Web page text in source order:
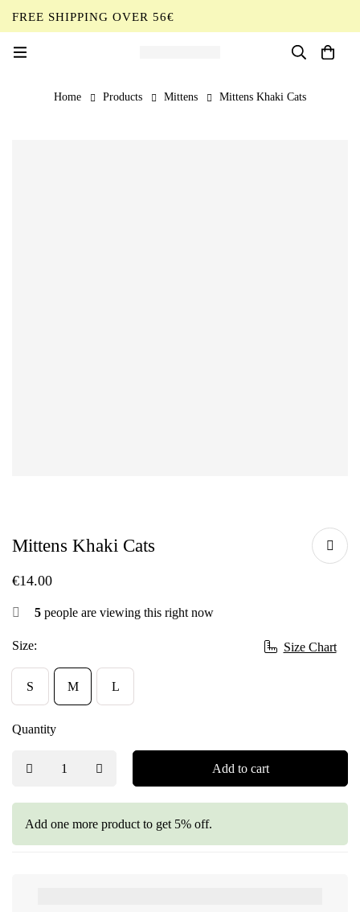
FREE SHIPPING OVER 56€
Home Products Mittens Mittens Khaki Cats
Mittens Khaki Cats
€14.00
Size Chart
5 people are viewing this right now
Size:
S M L
Quantity
Add to cart
Add one more product to get 5% off.